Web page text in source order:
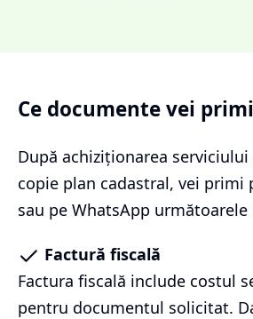
Ce documente vei
După achiziționarea serviciului
copie plan cadastral, vei primi
sau pe WhatsApp
Factură fiscală
Factura fiscală include costul
pentru documentul solicitat.